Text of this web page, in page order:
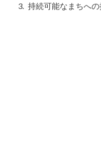
3. 持続可能なまちへ